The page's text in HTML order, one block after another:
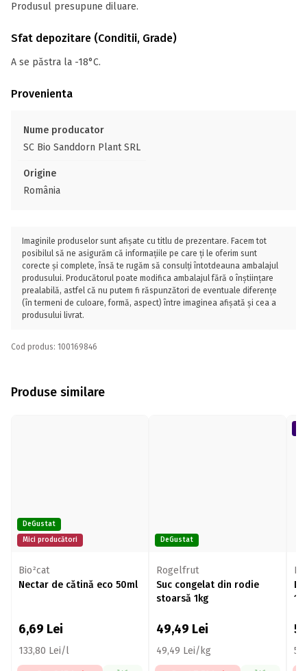
Produsul presupune diluare.
Sfat depozitare (Conditii, Grade)
A se păstra la -18°C.
Provenienta
Nume producator
SC Bio Sanddorn Plant SRL
Origine
România
Imaginile produselor sunt afișate cu titlu de prezentare. Facem tot
posibilul să ne asigurăm că informațiile pe care ți le oferim sunt
corecte și complete, însă te rugăm să consulți întotdeauna ambalajul
produsului. Producătorul poate modifica ambalajul fără o înștiințare
prealabilă, astfel că nu putem fi răspunzători de eventuale diferențe
(în termeni de culoare, formă, aspect) între imaginea afișată și cea a
produsului livrat.
Cod produs: 100169846
Produse similare
DeGustat
Mici producători
Bio²cat
Nectar de cătină eco 50ml
6,69 Lei
133,80 Lei/l
DeGustat
Rogelfrut
Suc congelat din rodie
stoarsă 1kg
49,49 Lei
49,49 Lei/kg